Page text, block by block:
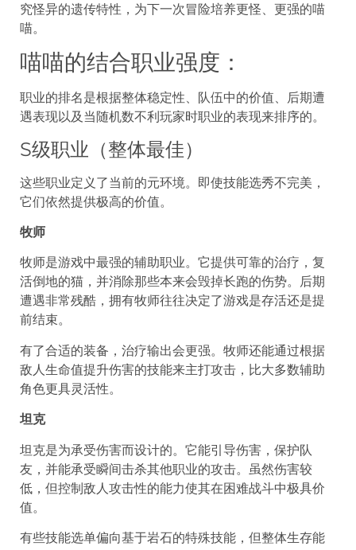
究怪异的遗传特性，为下一次冒险培养更怪、更强的喵
喵。
喵喵的结合职业强度：
职业的排名是根据整体稳定性、队伍中的价值、后期遭
遇表现以及当随机数不利玩家时职业的表现来排序的。
S级职业（整体最佳）
这些职业定义了当前的元环境。即使技能选秀不完美，
它们依然提供极高的价值。
牧师
牧师是游戏中最强的辅助职业。它提供可靠的治疗，复
活倒地的猫，并消除那些本来会毁掉长跑的伤势。后期
遭遇非常残酷，拥有牧师往往决定了游戏是存活还是提
前结束。
有了合适的装备，治疗输出会更强。牧师还能通过根据
敌人生命值提升伤害的技能来主打攻击，比大多数辅助
角色更具灵活性。
坦克
坦克是为承受伤害而设计的。它能引导伤害，保护队
友，并能承受瞬间击杀其他职业的攻击。虽然伤害较
低，但控制敌人攻击性的能力使其在困难战斗中极具价
值。
有些技能选单偏向基于岩石的特殊技能，但整体生存能